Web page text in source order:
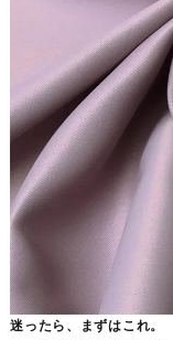
迷ったら、まずはこれ。